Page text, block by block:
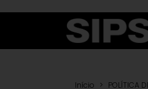
Início > POLÍTICA